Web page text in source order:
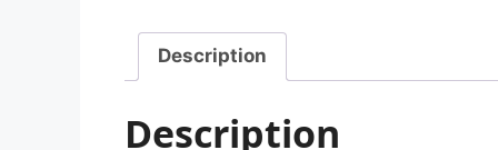
Description
Description